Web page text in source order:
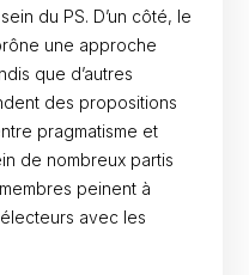
du PS. D’un côté, le
une approche
que d’autres
des propositions
pragmatisme et
de nombreux partis
peinent à
avec les